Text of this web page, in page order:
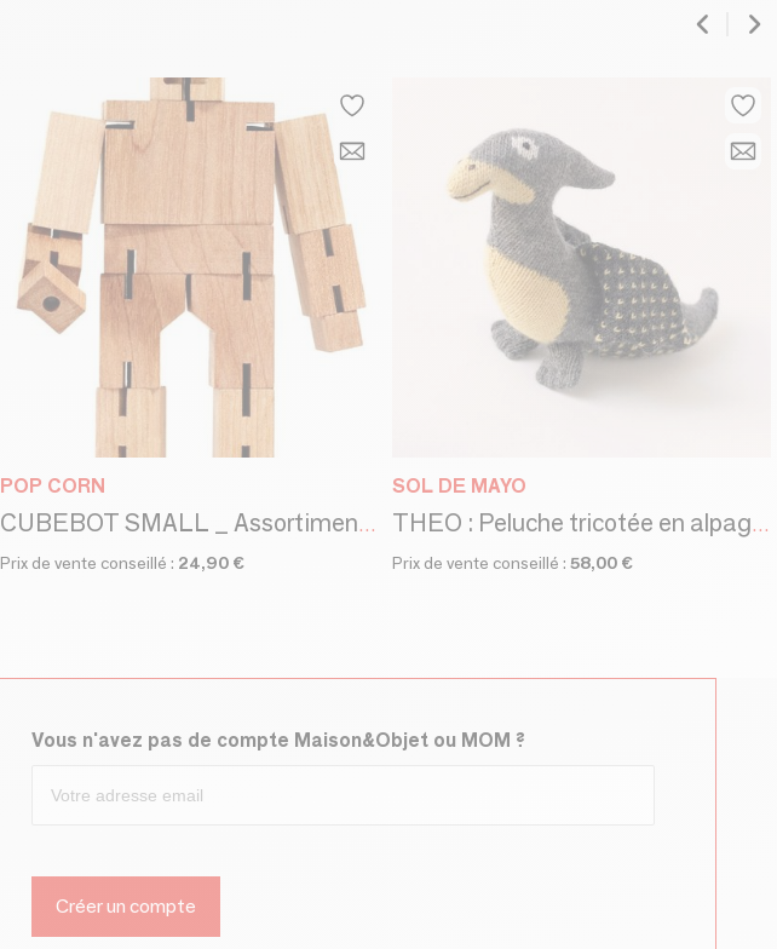
POP CORN
CUBEBOT SMALL _ Assortiment de couleurs
Prix de vente conseillé : 24,90 €
SOL DE MAYO
THEO : Peluche tricotée en alpaga de la collection DINOS. CE standards
Prix de vente conseillé : 58,00 €
Vous n'avez pas de compte Maison&Objet ou MOM ?